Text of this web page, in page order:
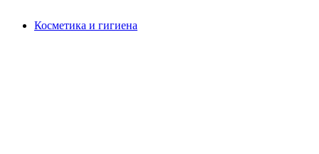
Косметика и гигиена